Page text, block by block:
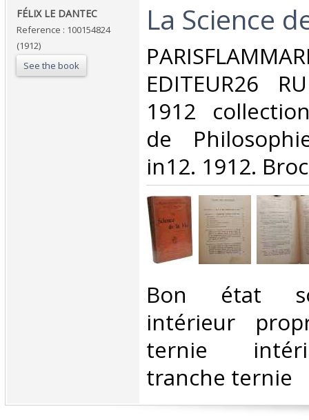
‎FÉLIX LE DANTEC‎
Reference : 100154824
(1912)
See the book
‎La Science
EDITEUR26
1912
de
in12. 1912.
‎Bon état
intérieur
ternie
tranche ternie‎